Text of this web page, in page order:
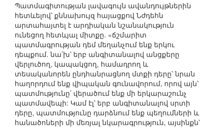
Պատմագիտության լավագույն ավանդույթներին
հետևելով՝ քննախույզ հայացքով Նժդեհն
արտահայտել է արդիական նշանակություն
ունեցող հետևյալ միտքը. «ճշմարիտ
պատմագրության դեմ մեղանչում ենք երկու
դեպքում. նա՛խ՝ երբ անգիտանալով անցքերը
վերլուծող, կապակցող, համադրող և
տեսականորեն ընդհանրացնող մտքի դերը՝ նրան
հաղորդում ենք վիպական գունավորում, որով այն՝
պատմությունը՛ վերածում ենք մի երկարաշունչ
պատմավեպի: Կամ էլ՝ երբ անգիտանալով սրտի
դերը, պատմությունը դարձնում ենք պեղումների և
հանածոների մի մեռյալ նկարագրություն, այսինքն՝